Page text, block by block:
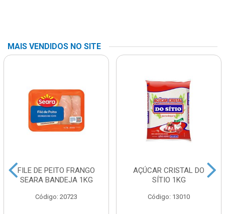
MAIS VENDIDOS NO SITE
FILE DE PEITO FRANGO
SEARA BANDEJA 1KG
Código: 20723
AÇÚCAR CRISTAL DO
SÍTIO 1KG
Código: 13010